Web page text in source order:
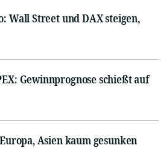
Wall Street und DAX steigen,
Gewinnprognose schießt auf
Asien kaum gesunken